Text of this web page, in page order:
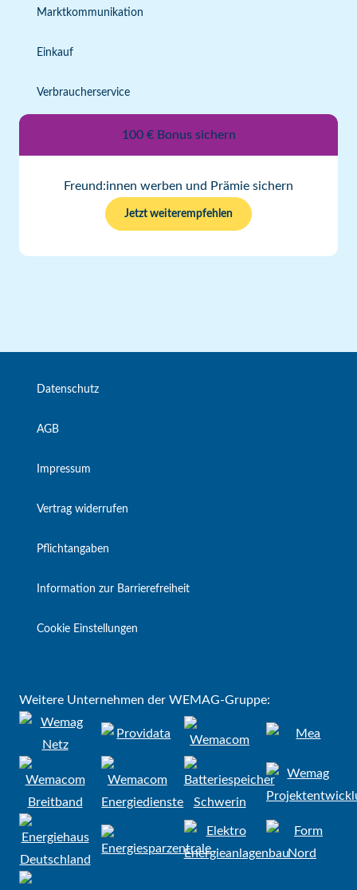
Marktkommunikation
Einkauf
Verbraucherservice
100 € Bonus sichern
Freund:innen werben und Prämie sichern
Jetzt weiterempfehlen
Datenschutz
AGB
Impressum
Vertrag widerrufen
Pflichtangaben
Information zur Barrierefreiheit
Cookie Einstellungen
Weitere Unternehmen der WEMAG-Gruppe: